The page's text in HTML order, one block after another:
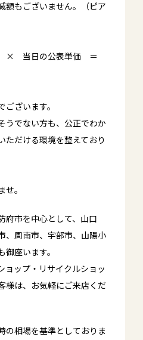
額もございません。（ピア
× 当日の公表単価 ＝
ざいます。
うでない方も、公正でわか
ただける環境を整えており
。
府市を中心として、山口
、周南市、宇部市、山陽小
座います。
ョップ・リサイクルショッ
様は、お気軽にご来店くだ
相場を基準としておりま